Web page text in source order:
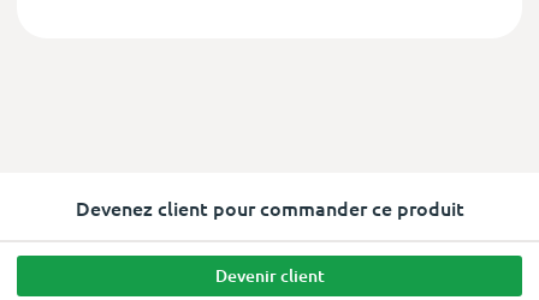
Devenez client pour commander ce produit
Devenir client